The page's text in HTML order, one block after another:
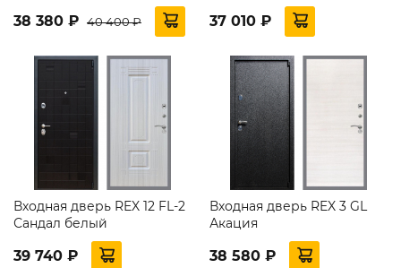
38 380 ₽ 40 400 ₽ 37 010 ₽
Входная дверь REX 12 FL-2
Сандал белый
39 740 ₽
Входная дверь REX 3 GL
Акация
38 580 ₽